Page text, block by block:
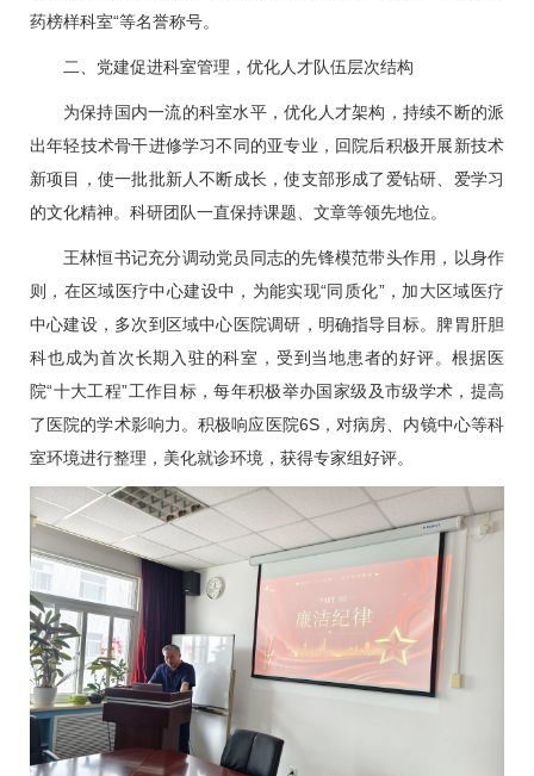
药榜样科室“等名誉称号。
二、党建促进科室管理，优化人才队伍层次结构
为保持国内一流的科室水平，优化人才架构，持续不断的派
出年轻技术骨干进修学习不同的亚专业，回院后积极开展新技术
新项目，使一批批新人不断成长，使支部形成了爱钻研、爱学习
的文化精神。科研团队一直保持课题、文章等领先地位。
王林恒书记充分调动党员同志的先锋模范带头作用，以身作
则，在区域医疗中心建设中，为能实现“同质化”，加大区域医疗
中心建设，多次到区域中心医院调研，明确指导目标。脾胃肝胆
科也成为首次长期入驻的科室，受到当地患者的好评。根据医
院“十大工程”工作目标，每年积极举办国家级及市级学术，提高
了医院的学术影响力。积极响应医院6S，对病房、内镜中心等科
室环境进行整理，美化就诊环境，获得专家组好评。